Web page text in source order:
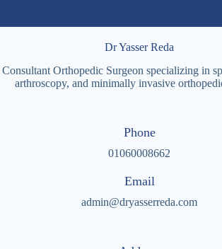
Dr Yasser Reda
Consultant Orthopedic Surgeon specializing in
arthroscopy, and minimally invasive
Phone
01060008662
Email
admin@dryasserreda.com